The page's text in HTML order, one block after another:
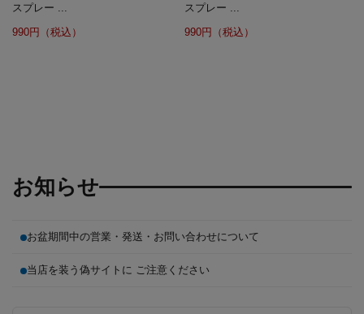
スプレー ...
990円（税込）
スプレー ...
990円（税込）
お知らせ
お盆期間中の営業・発送・お問い合わせについて
当店を装う偽サイトに ご注意ください